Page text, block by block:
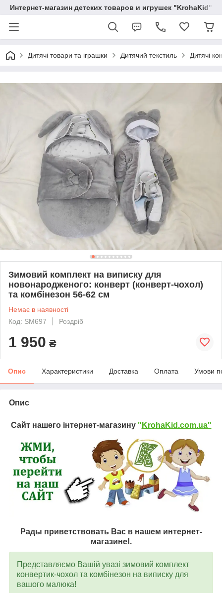
Интернет-магазин детских товаров и игрушек "KrohaKid"
Дитячі товари та іграшки Дитячий текстиль Дитячі
Зимовий комплект на виписку для
новонародженого: конверт (конверт-чохол)
та комбінезон 56-62 см
Немає в наявності
Код: SM697
Роздріб
1 950 ₴
Опис Характеристики Доставка Оплата Умови
Опис
Сайт нашего інтернет-магазину " KrohaKid.com.ua"
Рады приветствовать Вас в нашем интернет-
магазине!.
Представляємо Вашій увазі зимовий комплект
конвертик-чохол та комбінезон на виписку для
вашого малюка!